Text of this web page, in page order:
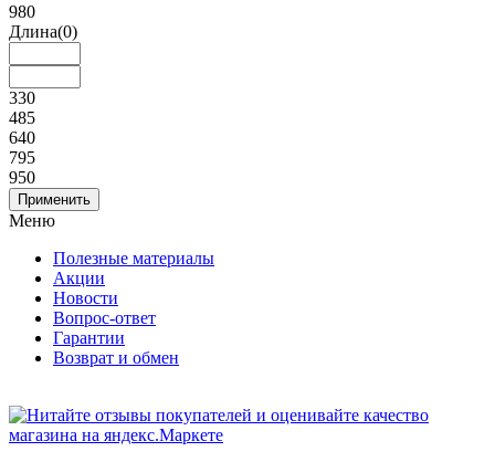
980
Длина(0)
330
485
640
795
950
Меню
Полезные материалы
Акции
Новости
Вопрос-ответ
Гарантии
Возврат и обмен